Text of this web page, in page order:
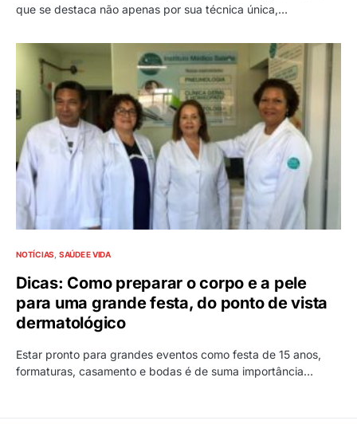
que se destaca não apenas por sua técnica única,…
NOTÍCIAS SAÚDE E VIDA
Dicas: Como preparar o corpo e a pele
para uma grande festa, do ponto de vista
dermatológico
Estar pronto para grandes eventos como festa de 15 anos,
formaturas, casamento e bodas é de suma importância…